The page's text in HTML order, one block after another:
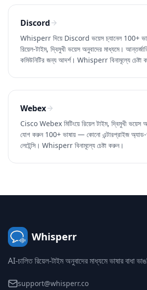
Discord
Whisperr দিয়ে Discord ভয়েস চ্যানেল 100+
রিয়েল-টাইম, দ্বিমুখী ভয়েস অনুবাদের মাধ্যমে।
কমিউনিটির জন্য আদর্শ। Whisperr বিনামূল্যে চেষ্টা
Webex
Cisco Webex মিটিংয়ে রিয়েল টাইম, দ্বিমুখী ভয়েস
যোগ করুন 100+ ভাষায় — কোনো এন্টারপ্রাইজ
লেটেন্সি। Whisperr বিনামূল্যে চেষ্টা করুন।
Whisperr
AI-চালিত রিয়েল-টাইম অনুবাদের মাধ্যমে ভাষার বাধা
support@whisperr.co